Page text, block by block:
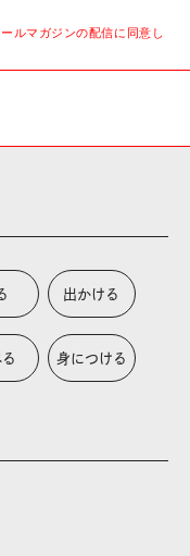
ルマガジンの配信に同意し
出かける
身につける